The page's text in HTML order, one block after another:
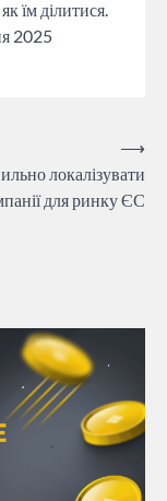
їм ділитися.
2025
локалізувати
для ринку ЄС
⟶